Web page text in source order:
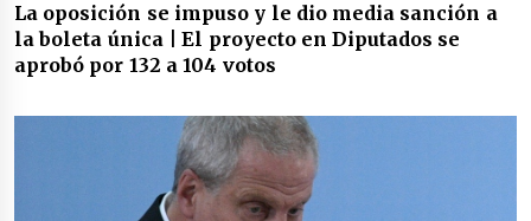
La oposición se impuso y le dio media sanción a
la boleta única | El proyecto en Diputados se
aprobó por 132 a 104 votos